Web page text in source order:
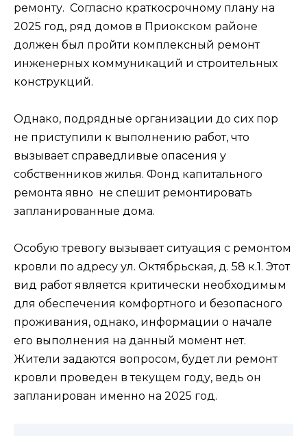
ремонту. Согласно краткосрочному плану на
2025 год, ряд домов в Приокском районе
должен был пройти комплексный ремонт
инженерных коммуникаций и строительных
конструкций.
Однако, подрядные организации до сих пор
не приступили к выполнению работ, что
вызывает справедливые опасения у
собственников жилья. Фонд капитального
ремонта явно не спешит ремонтировать
запланированные дома.
Особую тревогу вызывает ситуация с ремонтом
кровли по адресу ул. Октябрьская, д. 58 к.1. Этот
вид работ является критически необходимым
для обеспечения комфортного и безопасного
проживания, однако, информации о начале
его выполнения на данный момент нет.
Жители задаются вопросом, будет ли ремонт
кровли проведен в текущем году, ведь он
запланирован именно на 2025 год.